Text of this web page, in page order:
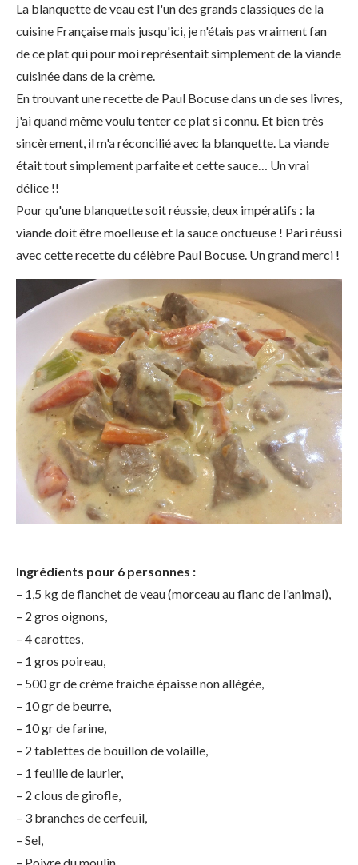
La blanquette de veau est l'un des grands classiques de la
cuisine Française mais jusqu'ici, je n'étais pas vraiment fan
de ce plat qui pour moi représentait simplement de la viande
cuisinée dans de la crème.
En trouvant une recette de Paul Bocuse dans un de ses livres,
j'ai quand même voulu tenter ce plat si connu. Et bien très
sincèrement, il m'a réconcilié avec la blanquette. La viande
était tout simplement parfaite et cette sauce… Un vrai
délice !!
Pour qu'une blanquette soit réussie, deux impératifs : la
viande doit être moelleuse et la sauce onctueuse ! Pari réussi
avec cette recette du célèbre Paul Bocuse. Un grand merci !
Ingrédients pour 6 personnes :
– 1,5 kg de flanchet de veau (morceau au flanc de l'animal),
– 2 gros oignons,
– 4 carottes,
– 1 gros poireau,
– 500 gr de crème fraiche épaisse non allégée,
– 10 gr de beurre,
– 10 gr de farine,
– 2 tablettes de bouillon de volaille,
– 1 feuille de laurier,
– 2 clous de girofle,
– 3 branches de cerfeuil,
– Sel,